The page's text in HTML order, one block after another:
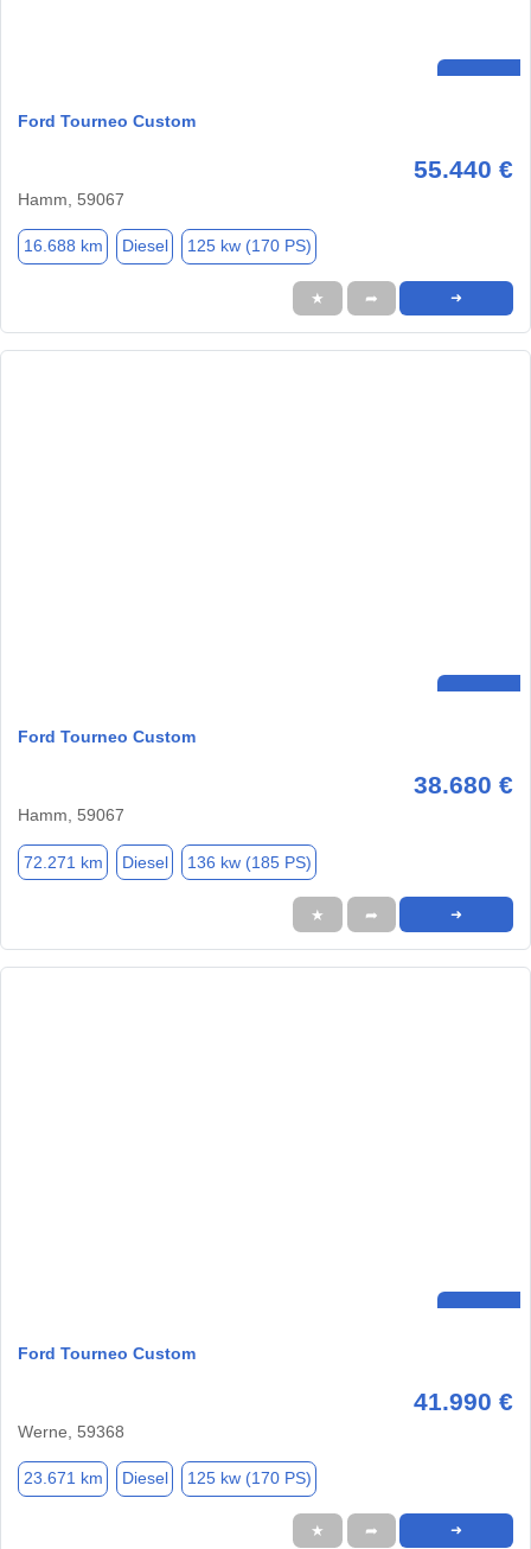
Ford Tourneo Custom
55.440 €
Hamm, 59067
16.688 km Diesel 125 kw (170 PS)
★ ➦ ➜
Ford Tourneo Custom
38.680 €
Hamm, 59067
72.271 km Diesel 136 kw (185 PS)
★ ➦ ➜
Ford Tourneo Custom
41.990 €
Werne, 59368
23.671 km Diesel 125 kw (170 PS)
★ ➦ ➜